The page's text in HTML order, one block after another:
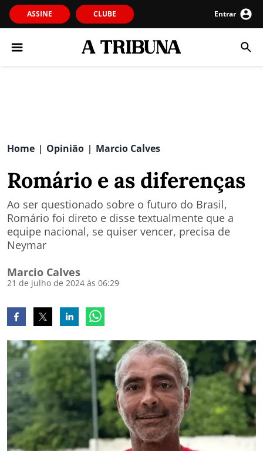
ASSINE CLUBE Entrar
Home | Opinião | Marcio Calves
Romário e as diferenças
Ao ser questionado sobre o futuro do Brasil,
Romário foi direto e disse textualmente que a
equipe nacional, se quiser vencer, precisa de
Neymar
Marcio Calves
21 de julho de 2024 às 06:29